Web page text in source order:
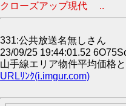
クローズアップ現代 ..
331:公共放送名無しさん
23/09/25 19:44:01.52
山手線エリア物件平均価格
URLﾘﾝｸ(i.imgur.com)